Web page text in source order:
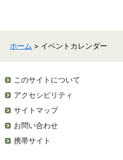
ホーム > イベントカレンダー
このサイトについて
アクセシビリティ
サイトマップ
お問い合わせ
携帯サイト